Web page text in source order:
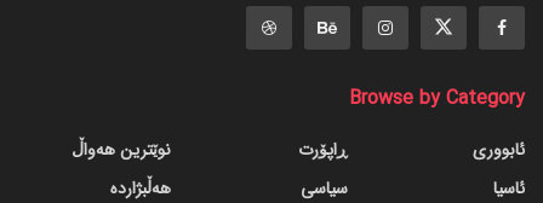
Browse by Category
ئابووری
ئاسیا
ڕاپۆرت
سیاسی
نوێترین هەواڵ
هەڵبژاردە